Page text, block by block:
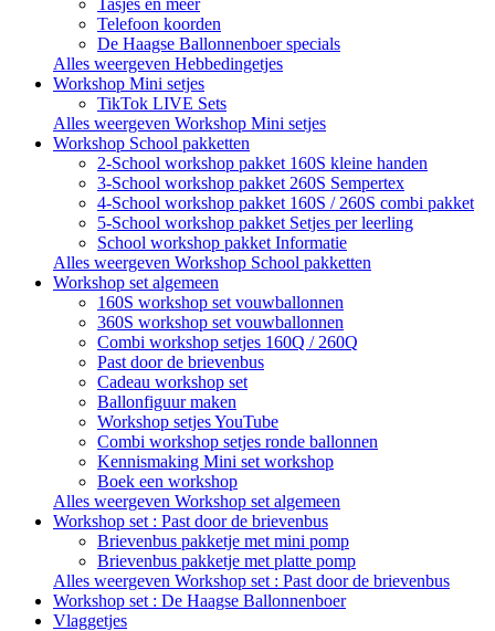
Tasjes en meer
Telefoon koorden
De Haagse Ballonnenboer specials
Alles weergeven Hebbedingetjes
Workshop Mini setjes
TikTok LIVE Sets
Alles weergeven Workshop Mini setjes
Workshop School pakketten
2-School workshop pakket 160S kleine handen
3-School workshop pakket 260S Sempertex
4-School workshop pakket 160S / 260S combi pakket
5-School workshop pakket Setjes per leerling
School workshop pakket Informatie
Alles weergeven Workshop School pakketten
Workshop set algemeen
160S workshop set vouwballonnen
360S workshop set vouwballonnen
Combi workshop setjes 160Q / 260Q
Past door de brievenbus
Cadeau workshop set
Ballonfiguur maken
Workshop setjes YouTube
Combi workshop setjes ronde ballonnen
Kennismaking Mini set workshop
Boek een workshop
Alles weergeven Workshop set algemeen
Workshop set : Past door de brievenbus
Brievenbus pakketje met mini pomp
Brievenbus pakketje met platte pomp
Alles weergeven Workshop set : Past door de brievenbus
Workshop set : De Haagse Ballonnenboer
Vlaggetjes